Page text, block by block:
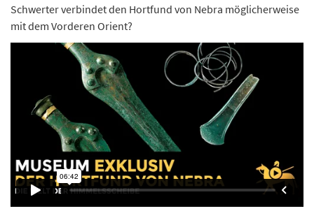
Schwerter verbindet den Hortfund von Nebra möglicherweise
mit dem Vorderen Orient?